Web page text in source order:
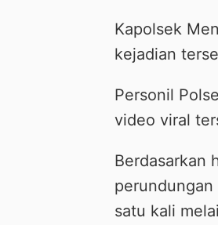
Kapolsek
kejadian
Personil
video viral
Berdasarkan
satu kali